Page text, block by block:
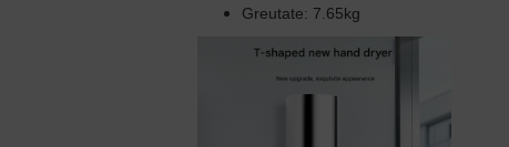
Greutate: 7.65kg